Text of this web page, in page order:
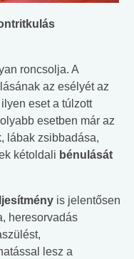
roncsolja. A
az esélyét az
eset a túlzott
esetben már az
lábak zsibbadása,
kétoldali bénulását
is jelentősen
heresorvadás
lesz a